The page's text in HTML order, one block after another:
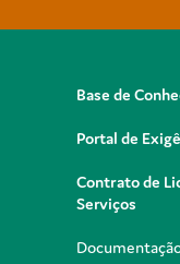
Base de
Portal de
Contrato de
Serviços